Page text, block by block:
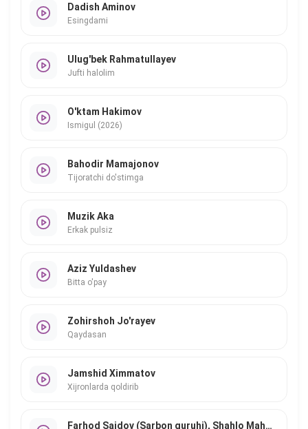
Dadish Aminov
Esingdami
Ulug'bek Rahmatullayev
Jufti halolim
O'ktam Hakimov
Ismigul (2026)
Bahodir Mamajonov
Tijoratchi do'stimga
Muzik Aka
Erkak pulsiz
Aziz Yuldashev
Bitta o'pay
Zohirshoh Jo'rayev
Qaydasan
Jamshid Ximmatov
Xijronlarda qoldirib
Farhod Saidov (Sarbon guruhi), Shahlo Mahmudova